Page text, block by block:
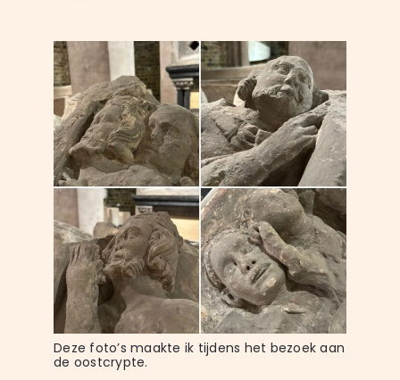
Deze foto’s maakte ik tijdens het bezoek aan
de oostcrypte.